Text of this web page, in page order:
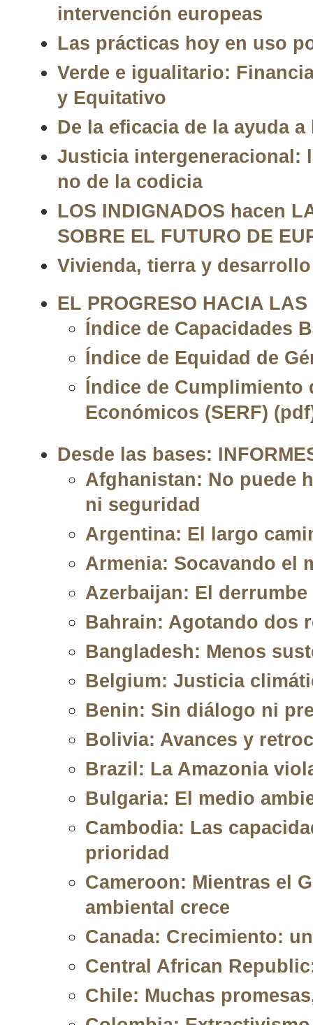
intervención europeas
Las prácticas hoy en uso
Verde e igualitario:
y Equitativo
De la eficacia de la ayuda
Justicia intergeneracional:
no de la codicia
LOS INDIGNADOS hacen
SOBRE EL FUTURO DE
Vivienda, tierra y
EL PROGRESO HACIA LAS
Índice de Capacidades
Índice de Equidad de
Índice de Cumplimiento
Económicos (SERF)
Desde las bases:
Afghanistan: No puede
ni seguridad
Argentina: El largo
Armenia: Socavando el
Azerbaijan: El
Bahrain: Agotando dos
Bangladesh: Menos
Belgium: Justicia
Benin: Sin diálogo ni
Bolivia: Avances y
Brazil: La Amazonia
Bulgaria: El medio
Cambodia: Las
prioridad
Cameroon: Mientras el
ambiental crece
Canada: Crecimiento:
Central African
Chile: Muchas